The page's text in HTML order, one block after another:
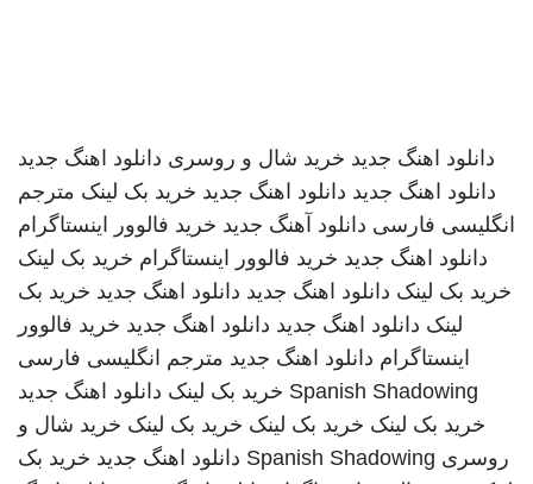
دانلود اهنگ جدید خرید شال و روسری دانلود اهنگ جدید
دانلود اهنگ جدید دانلود اهنگ جدید خرید بک لینک مترجم
انگلیسی فارسی دانلود آهنگ جدید خرید فالوور اینستاگرام
دانلود اهنگ جدید خرید فالوور اینستاگرام خرید بک لینک
خرید بک لینک دانلود اهنگ جدید دانلود اهنگ جدید خرید بک
لینک دانلود اهنگ جدید دانلود اهنگ جدید خرید فالوور
اینستاگرام دانلود اهنگ جدید مترجم انگلیسی فارسی
Spanish Shadowing خرید بک لینک دانلود اهنگ جدید
خرید بک لینک خرید بک لینک خرید بک لینک خرید شال و
روسری Spanish Shadowing دانلود اهنگ جدید خرید بک